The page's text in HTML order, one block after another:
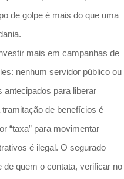
de golpe é mais do que uma
mais em campanhas de
nenhum servidor público ou
antecipados para liberar
de benefícios é
“taxa” para movimentar
é ilegal. O segurado
quem o contata, verificar no